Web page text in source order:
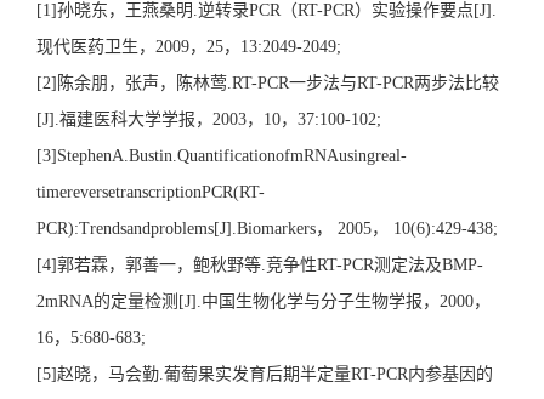
[1]孙晓东，王燕桑明.逆转录PCR（RT-PCR）实验操作要点[J].
现代医药卫生，2009，25，13:2049-2049;
[2]陈余朋，张声，陈林莺.RT-PCR一步法与RT-PCR两步法比较
[J].福建医科大学学报，2003，10，37:100-102;
[3]StephenA.Bustin.QuantificationofmRNAusingreal-
timereversetranscriptionPCR(RT-
PCR):Trendsandproblems[J].Biomarkers， 2005， 10(6):429-438;
[4]郭若霖，郭善一，鲍秋野等.竞争性RT-PCR测定法及BMP-
2mRNA的定量检测[J].中国生物化学与分子生物学报，2000，
16，5:680-683;
[5]赵晓，马会勤.葡萄果实发育后期半定量RT-PCR内参基因的